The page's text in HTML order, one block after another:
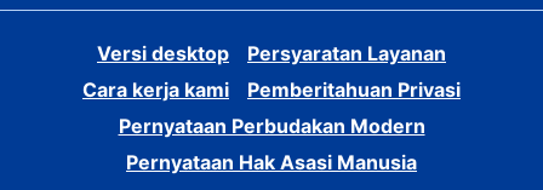
Versi desktop
Persyaratan Layanan
Cara kerja kami
Pemberitahuan Privasi
Pernyataan Perbudakan Modern
Pernyataan Hak Asasi Manusia